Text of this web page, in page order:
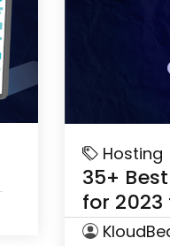
Hosting
35+
for 2023